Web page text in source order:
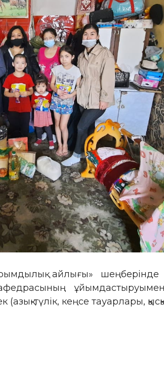
айлығы» шеңберінде
түлік, кеңсе тауарлары,